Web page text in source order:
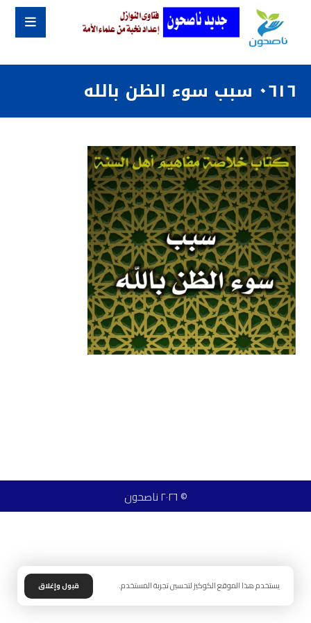
٠٦١٦ سبب سوء الظن بالله
© ٢٠٢٦ ناصحون
يستخدم هذا الموقع الكوكيز لتحسين تجربة المستخدم. قبول وإغلاق